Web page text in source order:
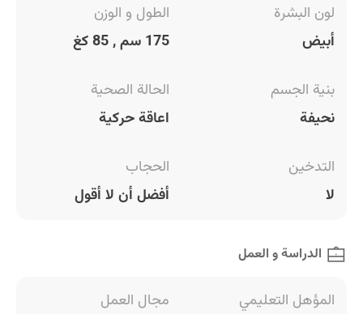
لون البشرة
أبيض
الطول و الوزن
175 سم , 85 كغ
بنية الجسم
نحيفة
الحالة الصحية
اعاقة حركية
التدخين
لا
الحجاب
أفضل أن لا أقول
الدراسة و العمل
المؤهل التعليمي
مجال العمل